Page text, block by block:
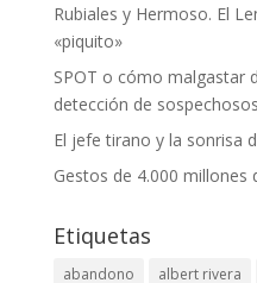
Rubiales y Hermoso. El
«piquito»
SPOT o cómo malgastar
detección de
El jefe tirano y la sonrisa
Gestos de 4.000 millones
Etiquetas
abandono albert rivera